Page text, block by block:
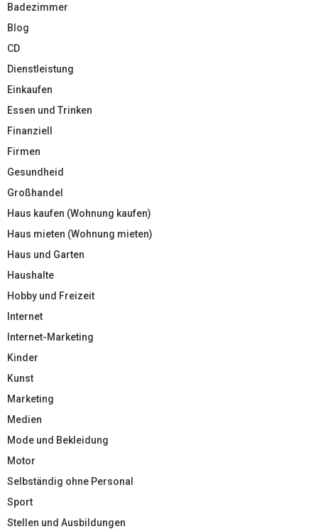
Badezimmer
Blog
CD
Dienstleistung
Einkaufen
Essen und Trinken
Finanziell
Firmen
Gesundheid
Großhandel
Haus kaufen (Wohnung kaufen)
Haus mieten (Wohnung mieten)
Haus und Garten
Haushalte
Hobby und Freizeit
Internet
Internet-Marketing
Kinder
Kunst
Marketing
Medien
Mode und Bekleidung
Motor
Selbständig ohne Personal
Sport
Stellen und Ausbildungen